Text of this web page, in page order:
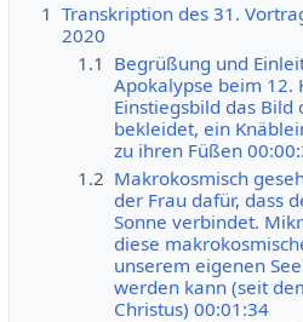
1 Transkription des 31.
2020
1.1 Begrüßung und
Apokalypse beim 12.
Einstiegsbild das Bild
bekleidet, ein
zu ihren Füßen
1.2 Makrokosmisch
der Frau dafür, dass
Sonne verbindet.
diese
unserem eigenen
werden kann (seit
Christus) 00:01:34